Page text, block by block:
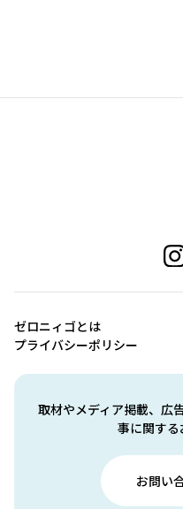
取材やメディア掲載、広
事に関する
お問い
ゼロニィゴとは
プライバシーポリシー